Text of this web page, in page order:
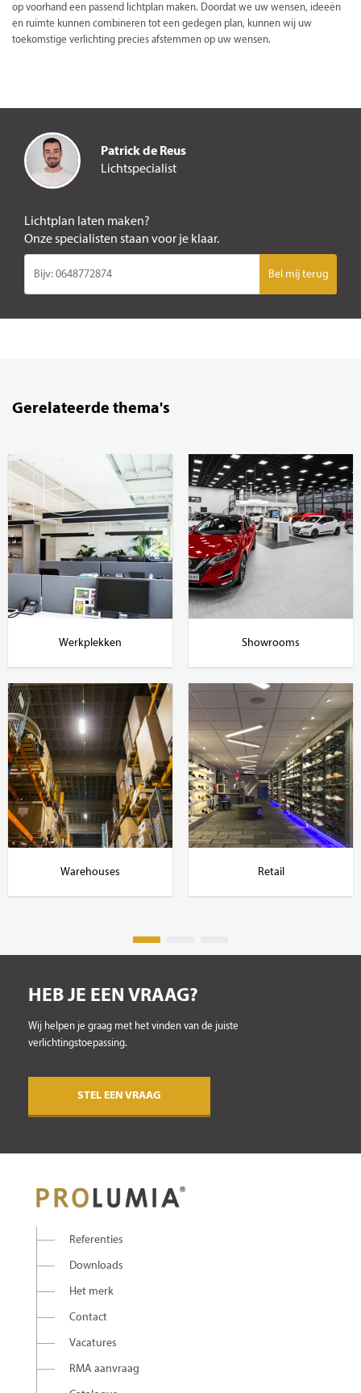
op voorhand een passend lichtplan maken. Doordat we uw wensen, ideeën
en ruimte kunnen combineren tot een gedegen plan, kunnen wij uw
toekomstige verlichting precies afstemmen op uw wensen.
Lichtplan laten maken?
Onze specialisten staan voor je klaar.
Bel mij terug
Patrick de Reus
Lichtspecialist
Gerelateerde thema's
Werkplekken Showrooms
Warehouses Retail
HEB JE EEN VRAAG?
Wij helpen je graag met het vinden van de juiste
verlichtingstoepassing.
STEL EEN VRAAG
Referenties
Downloads
Het merk
Contact
Vacatures
RMA aanvraag